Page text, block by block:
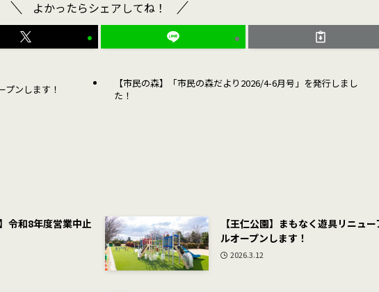
よかったらシェアしてね！
プンします！
【市民の森】「市民の森だより2026/4-6月号」を発行しまし
た！
令和8年度営業中止
【王仁公園】まもなく遊具リニュー
ルオープンします！
2026.3.12